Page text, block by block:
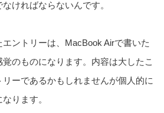
ければならないんです。
ントリーは、MacBook Airで書いた
のものになります。内容は大したこ
ーであるかもしれませんが個人的に
ります。